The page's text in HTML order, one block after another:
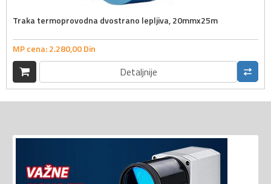
Traka termoprovodna dvostrano lepljiva, 20mmx25m
MP cena:2.280,00Din
Detaljnije